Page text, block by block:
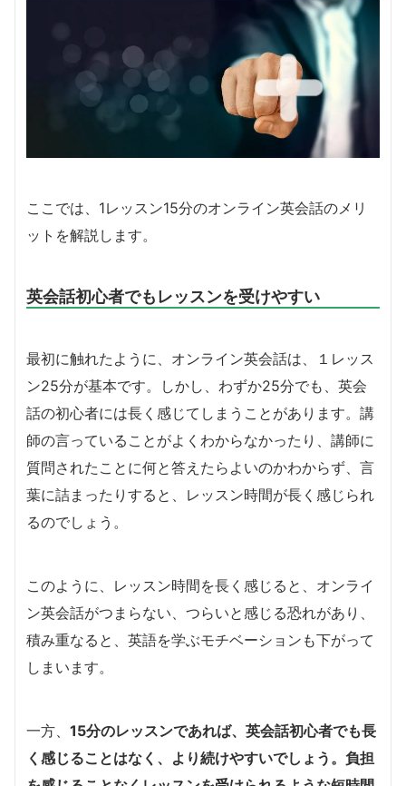
ここでは、1レッスン15分のオンライン英会話のメリ
ットを解説します。
英会話初心者でもレッスンを受けやすい
最初に触れたように、オンライン英会話は、１レッス
ン25分が基本です。しかし、わずか25分でも、英会
話の初心者には長く感じてしまうことがあります。講
師の言っていることがよくわからなかったり、講師に
質問されたことに何と答えたらよいのかわからず、言
葉に詰まったりすると、レッスン時間が長く感じられ
るのでしょう。
このように、レッスン時間を長く感じると、オンライ
ン英会話がつまらない、つらいと感じる恐れがあり、
積み重なると、英語を学ぶモチベーションも下がって
しまいます。
一方、 15分のレッスンであれば、英会話初心者でも長
く感じることはなく、より続けやすいでしょう。負担